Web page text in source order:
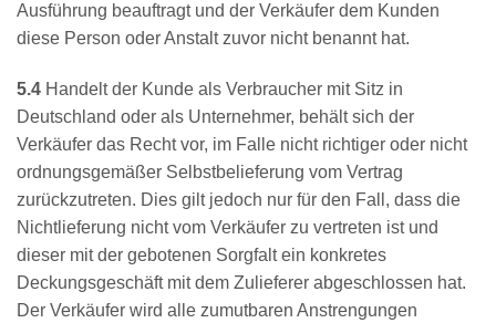
Ausführung beauftragt und der Verkäufer dem Kunden
diese Person oder Anstalt zuvor nicht benannt hat.
5.4 Handelt der Kunde als Verbraucher mit Sitz in
Deutschland oder als Unternehmer, behält sich der
Verkäufer das Recht vor, im Falle nicht richtiger oder nicht
ordnungsgemäßer Selbstbelieferung vom Vertrag
zurückzutreten. Dies gilt jedoch nur für den Fall, dass die
Nichtlieferung nicht vom Verkäufer zu vertreten ist und
dieser mit der gebotenen Sorgfalt ein konkretes
Deckungsgeschäft mit dem Zulieferer abgeschlossen hat.
Der Verkäufer wird alle zumutbaren Anstrengungen